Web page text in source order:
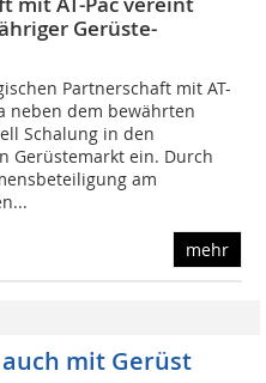
Gerüste-
Partnerschaft mit AT-
neben dem bewährten
Schalung in den
Gerüstemarkt ein. Durch
am
mehr
mit Gerüst